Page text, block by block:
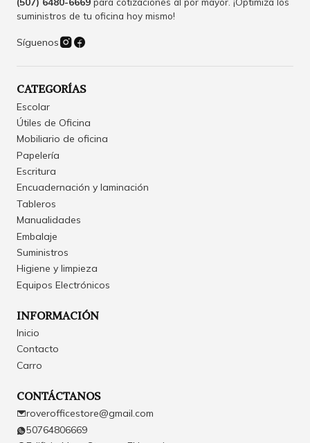
suministros de tu oficina hoy mismo!
Síguenos
CATEGORÍAS
Escolar
Útiles de Oficina
Mobiliario de oficina
Papelería
Escritura
Encuadernación y laminación
Tableros
Manualidades
Embalaje
Suministros
Higiene y limpieza
Equipos Electrónicos
INFORMACIÓN
Inicio
Contacto
Carro
CONTÁCTANOS
roverofficestore@gmail.com
50764806669